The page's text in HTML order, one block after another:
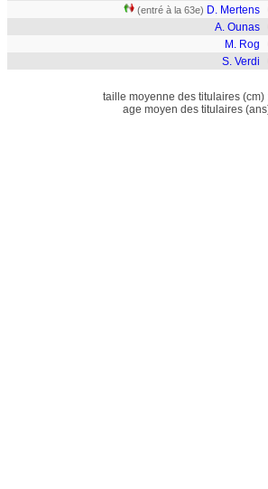
(entré à la 63e) D. Mertens
A. Ounas
M. Rog
S. Verdi
taille moyenne des titulaires (cm)
age moyen des titulaires